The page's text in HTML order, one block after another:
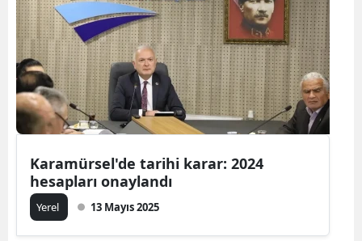
Karamürsel'de tarihi karar: 2024
hesapları onaylandı
Yerel 13 Mayıs 2025